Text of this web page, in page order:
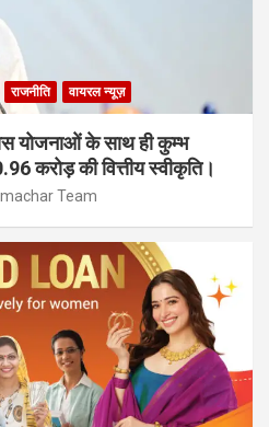
राजनीति वायरल न्यूज़
योजनाओं के साथ ही कुम्भ
करोड़ की वित्तीय स्वीकृति।
Team